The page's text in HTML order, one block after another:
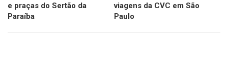
e praças do Sertão da
Paraíba
viagens da CVC em São
Paulo